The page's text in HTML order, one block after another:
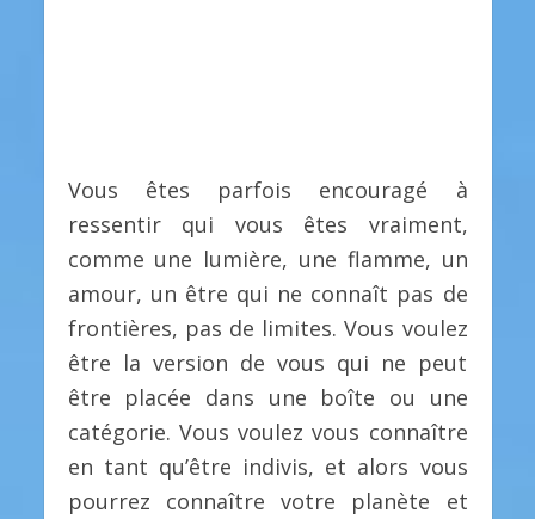
Vous êtes parfois encouragé à
ressentir qui vous êtes vraiment,
comme une lumière, une flamme, un
amour, un être qui ne connaît pas de
frontières, pas de limites. Vous voulez
être la version de vous qui ne peut
être placée dans une boîte ou une
catégorie. Vous voulez vous connaître
en tant qu’être indivis, et alors vous
pourrez connaître votre planète et